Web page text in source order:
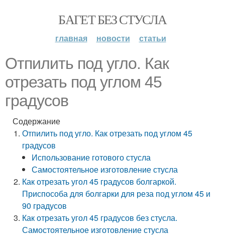
БАГЕТ БЕЗ СТУСЛА
главная новости статьи
Отпилить под угло. Как
отрезать под углом 45
градусов
Содержание
Отпилить под угло. Как отрезать под углом 45
градусов
Использование готового стусла
Самостоятельное изготовление стусла
Как отрезать угол 45 градусов болгаркой.
Приспособа для болгарки для реза под углом 45 и
90 градусов
Как отрезать угол 45 градусов без стусла.
Самостоятельное изготовление стусла